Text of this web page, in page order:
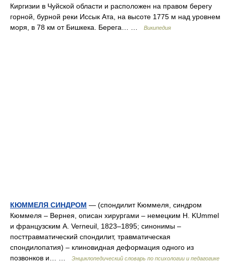
Киргизии в Чуйской области и расположен на правом берегу
горной, бурной реки Иссык Ата, на высоте 1775 м над уровнем
моря, в 78 км от Бишкека. Берега… …
Википедия
КЮММЕЛЯ СИНДРОМ — (спондилит Кюммеля, синдром
Кюммеля – Вернея, описан хирургами – немецким Н. KUmmel
и французским A. Verneuil, 1823–1895; синонимы –
посттравматический спондилит, травматическая
спондилопатия) – клиновидная деформация одного из
позвонков и… …
Энциклопедический словарь по психологии и педагогике